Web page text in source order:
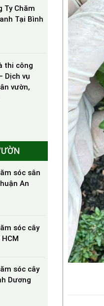
Ty Chăm
Tại Bình
thi công
Dịch vụ
vườn,
sóc sân
An
sóc cây
sóc cây
Dương